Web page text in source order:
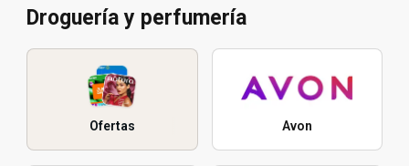
Droguería y perfumería
Ofertas Avon